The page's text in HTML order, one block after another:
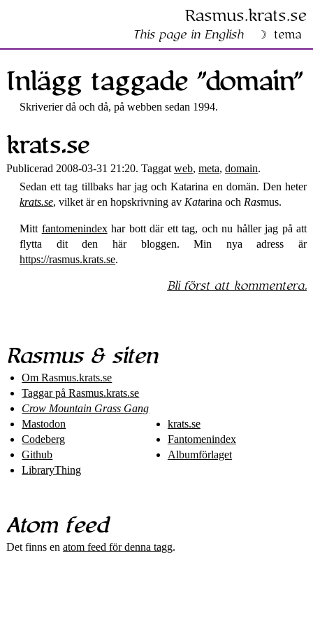
Rasmus​.krats​.se
This page in English tema
Inlägg taggade ”domain”
Skriverier då och då, på webben sedan 1994.
krats.se
Publicerad 2008-03-31 21:20. Taggat web, meta, domain.
Sedan ett tag tillbaks har jag och Katarina en domän. Den heter
krats.se, vilket är en hopskrivning av Katarina och Rasmus.
Mitt fantomenindexhar bott där ett tag, och nu håller jag på att
flytta dit den här bloggen. Min nya adress är
https://rasmus.krats.se.
Bli först att kommentera.
Rasmus & siten
Om Rasmus​.krats​.se
Taggar på Rasmus​.krats​.se
Crow Mountain Grass Gang
Mastodon
Codeberg
Github
LibraryThing
krats.se
Fantomenindex
Albumförlaget
Atom feed
Det finns en atom feed för denna tagg.